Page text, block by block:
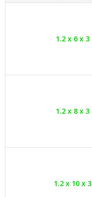
1.2 x 6 x 3
1.2 x 8 x 3
1.2 x 10 x 3